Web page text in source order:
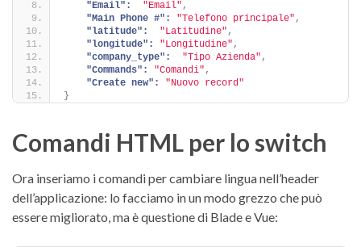
"Email":
"Email" ,
"Main Phone #":
"Telefono principale" ,
"latitude":
"Latitudine" ,
"longitude":
"Longitudine" ,
"company_type":
"Tipo Azienda" ,
"Commands":
"Comandi" ,
"Create new":
"Nuovo record"
}
Comandi HTML per lo switch
Ora inseriamo i comandi per cambiare lingua nell’header
dell’applicazione: lo facciamo in un modo grezzo che può
essere migliorato, ma è questione di Blade e Vue: